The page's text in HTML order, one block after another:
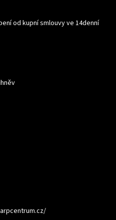
od kupní smlouvy ve 14denní